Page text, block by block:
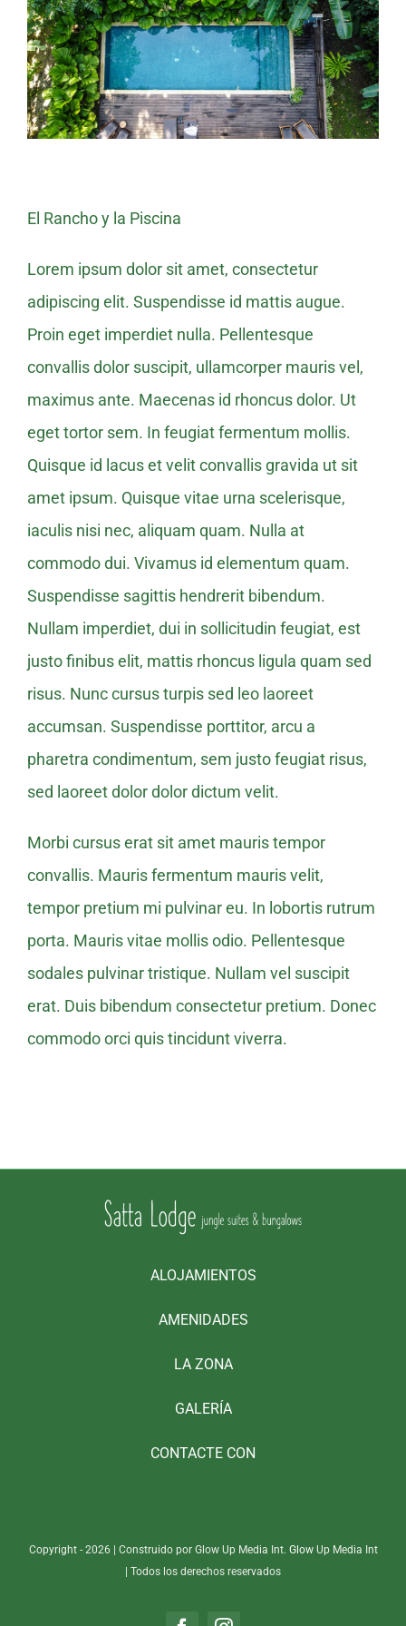
Image
El Rancho y la Piscina
Lorem ipsum dolor sit amet, consectetur
adipiscing elit. Suspendisse id mattis augue.
Proin eget imperdiet nulla. Pellentesque
convallis dolor suscipit, ullamcorper mauris vel,
maximus ante. Maecenas id rhoncus dolor. Ut
eget tortor sem. In feugiat fermentum mollis.
Quisque id lacus et velit convallis gravida ut sit
amet ipsum. Quisque vitae urna scelerisque,
iaculis nisi nec, aliquam quam. Nulla at
commodo dui. Vivamus id elementum quam.
Suspendisse sagittis hendrerit bibendum.
Nullam imperdiet, dui in sollicitudin feugiat, est
justo finibus elit, mattis rhoncus ligula quam sed
risus. Nunc cursus turpis sed leo laoreet
accumsan. Suspendisse porttitor, arcu a
pharetra condimentum, sem justo feugiat risus,
sed laoreet dolor dolor dictum velit.
Morbi cursus erat sit amet mauris tempor
convallis. Mauris fermentum mauris velit,
tempor pretium mi pulvinar eu. In lobortis rutrum
porta. Mauris vitae mollis odio. Pellentesque
sodales pulvinar tristique. Nullam vel suscipit
erat. Duis bibendum consectetur pretium. Donec
commodo orci quis tincidunt viverra.
ALOJAMIENTOS
AMENIDADES
LA ZONA
GALERÍA
CONTACTE CON
Copyright - 2026 | Construido por Glow Up Media Int. Glow Up Media Int
| Todos los derechos reservados